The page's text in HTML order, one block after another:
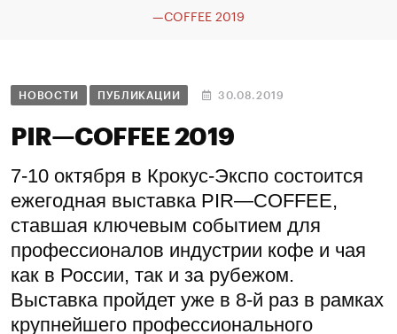
—COFFEE 2019
НОВОСТИ ПУБЛИКАЦИИ 30.08.2019
PIR—COFFEE 2019
7-10 октября в Крокус-Экспо состоится
ежегодная выставка PIR—COFFEE,
ставшая ключевым событием для
профессионалов индустрии кофе и чая
как в России, так и за рубежом.
Выставка пройдет уже в 8-й раз в рамках
крупнейшего профессионального